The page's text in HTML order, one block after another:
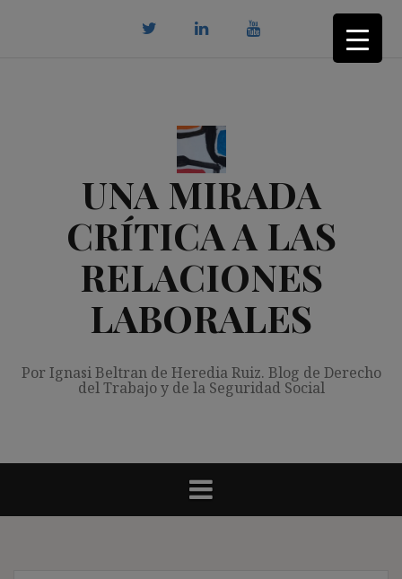
UNA MIRADA
CRÍTICA A LAS
RELACIONES
LABORALES
Por Ignasi Beltran de Heredia Ruiz. Blog de Derecho
del Trabajo y de la Seguridad Social